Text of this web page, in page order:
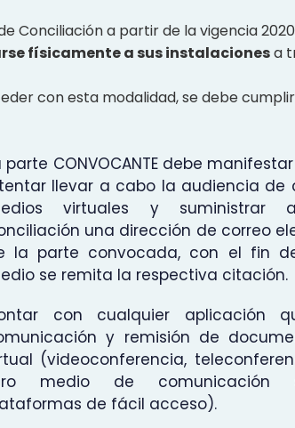
Conciliación a partir de la vigencia
físicamente a sus instalacionesa
con esta modalidad, se debe
parte CONVOCANTE debe
llevar a cabo la audiencia de
virtuales y suministrar
una dirección de correo
la parte convocada, con el fin
se remita la respectiva citación.
con cualquier aplicación
y remisión de
(videoconferencia,
medio de comunicación
de fácil acceso).